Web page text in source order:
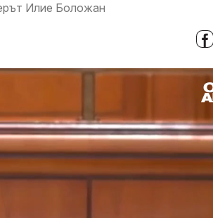
Илие Боложан